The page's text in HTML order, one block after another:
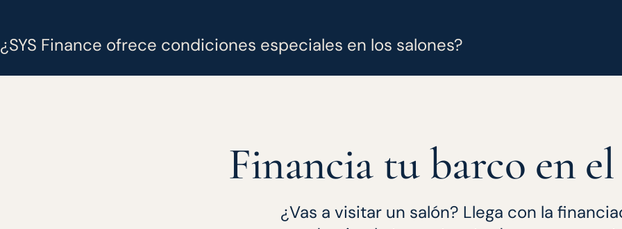
¿SYS Finance ofrece condiciones especiales en los salones?
Financia tu barco en
¿Vas a visitar un salón? Llega con la